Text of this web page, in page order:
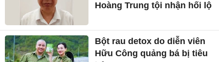
Hoàng Trung tội nhận hối lộ
Bột rau detox do diễn viên
Hữu Công quảng bá bị tiêu